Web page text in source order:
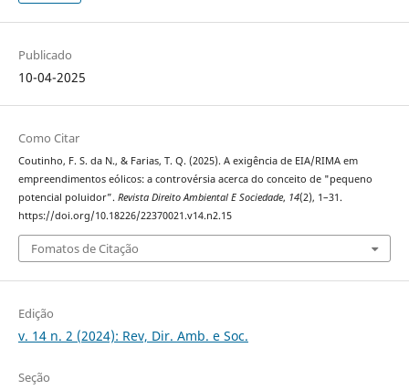
Publicado
10-04-2025
Como Citar
Coutinho, F. S. da N., & Farias, T. Q. (2025). A exigência de EIA/RIMA em
empreendimentos eólicos: a controvérsia acerca do conceito de "pequeno
potencial poluidor”. Revista Direito Ambiental E Sociedade, 14(2), 1–31.
https://doi.org/10.18226/22370021.v14.n2.15
Fomatos de Citação
Edição
v. 14 n. 2 (2024): Rev, Dir. Amb. e Soc.
Seção